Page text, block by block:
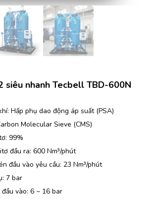
siêu nhanh Tecbell TBD-600N
Hấp phụ dao động áp suất (PSA)
Molecular Sieve (CMS)
99%
đầu ra: 600 Nm³/phút
đầu vào yêu cầu: 23 Nm³/phút
7 bar
vào: 6 ~ 16 bar